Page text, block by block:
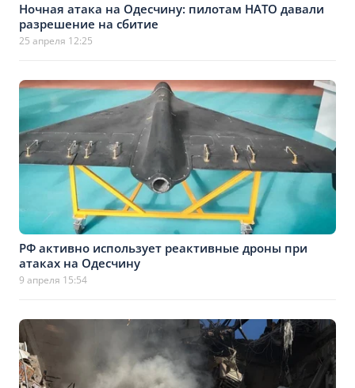
Ночная атака на Одесчину: пилотам НАТО давали
разрешение на сбитие
25 апреля 12:25
РФ активно использует реактивные дроны при
атаках на Одесчину
9 апреля 15:54